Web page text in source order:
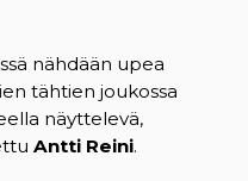
nähdään upea
tähtien joukossa
näyttelevä,
Antti Reini.